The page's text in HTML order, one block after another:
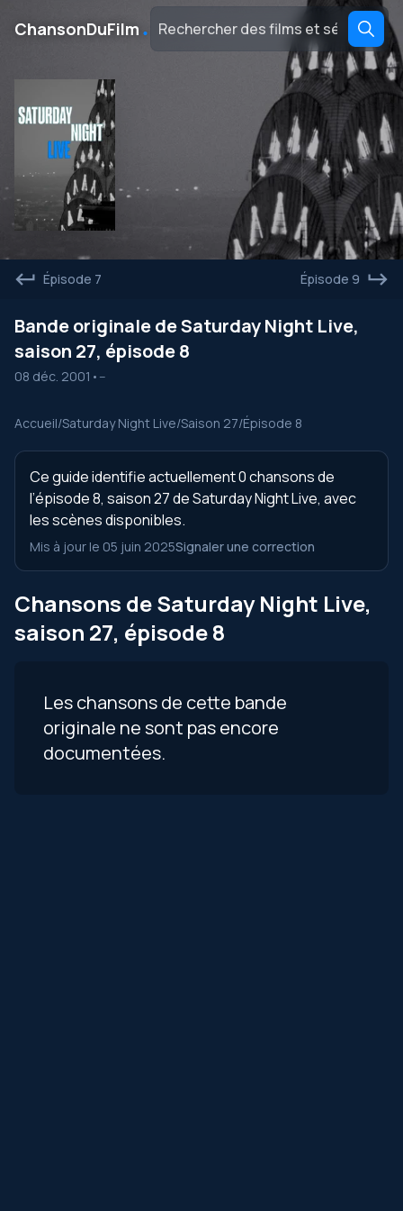
ChansonDuFilm ․
Épisode 7 Épisode 9
Bande originale de Saturday Night Live,
saison 27, épisode 8
08 déc. 2001 • --
Accueil/Saturday Night Live/Saison 27/Épisode 8
Ce guide identifie actuellement 0 chansons de
l’épisode 8, saison 27 de Saturday Night Live, avec
les scènes disponibles.
Mis à jour le 05 juin 2025Signaler une correction
Chansons de Saturday Night Live,
saison 27, épisode 8
Les chansons de cette bande
originale ne sont pas encore
documentées.